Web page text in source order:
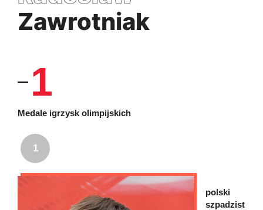
Zawrotniak
1
Medale igrzysk olimpijskich
1
polski
szpadzist